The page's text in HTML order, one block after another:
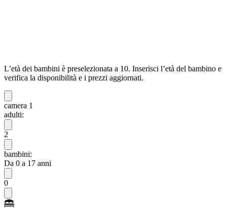
L’età dei bambini è preselezionata a 10. Inserisci l’età del bambino e
verifica la disponibilità e i prezzi aggiornati.
camera 1
adulti:
2
bambini:
Da 0 a 17 anni
0